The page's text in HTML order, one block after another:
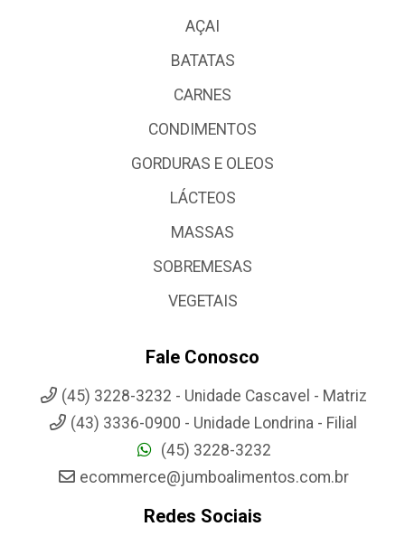
AÇAI
BATATAS
CARNES
CONDIMENTOS
GORDURAS E OLEOS
LÁCTEOS
MASSAS
SOBREMESAS
VEGETAIS
Fale Conosco
(45) 3228-3232 - Unidade Cascavel - Matriz
(43) 3336-0900 - Unidade Londrina - Filial
(45) 3228-3232
ecommerce@jumboalimentos.com.br
Redes Sociais